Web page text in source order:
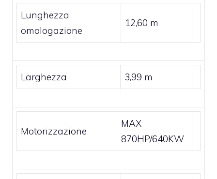
Lunghezza
omologazione
12,60 m
Larghezza 3,99 m
Motorizzazione
MAX
870HP/640KW